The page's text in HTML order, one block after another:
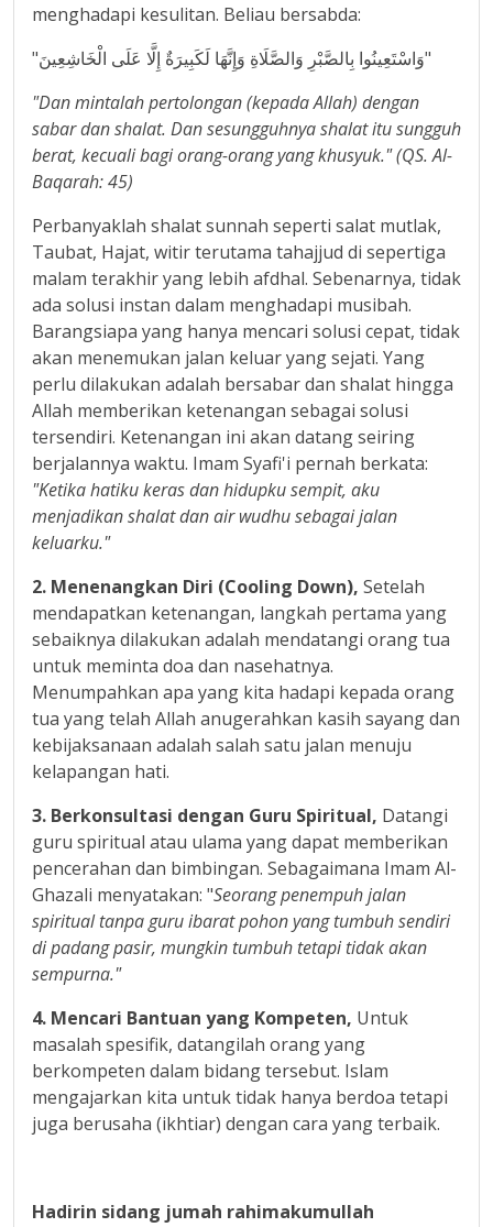
menghadapi kesulitan. Beliau bersabda:
"وَاسْتَعِينُوا بِالصَّبْرِ وَالصَّلَاةِ وَإِنَّهَا لَكَبِيرَةٌ إِلَّا عَلَى الْخَاشِعِينَ"
"Dan mintalah pertolongan (kepada Allah) dengan
sabar dan shalat. Dan sesungguhnya shalat itu sungguh
berat, kecuali bagi orang-orang yang khusyuk." (QS. Al-
Baqarah: 45)
Perbanyaklah shalat sunnah seperti salat mutlak,
Taubat, Hajat, witir terutama tahajjud di sepertiga
malam terakhir yang lebih afdhal. Sebenarnya, tidak
ada solusi instan dalam menghadapi musibah.
Barangsiapa yang hanya mencari solusi cepat, tidak
akan menemukan jalan keluar yang sejati. Yang
perlu dilakukan adalah bersabar dan shalat hingga
Allah memberikan ketenangan sebagai solusi
tersendiri. Ketenangan ini akan datang seiring
berjalannya waktu. Imam Syafi'i pernah berkata:
"Ketika hatiku keras dan hidupku sempit, aku
menjadikan shalat dan air wudhu sebagai jalan
keluarku."
2. Menenangkan Diri (Cooling Down), Setelah
mendapatkan ketenangan, langkah pertama yang
sebaiknya dilakukan adalah mendatangi orang tua
untuk meminta doa dan nasehatnya.
Menumpahkan apa yang kita hadapi kepada orang
tua yang telah Allah anugerahkan kasih sayang dan
kebijaksanaan adalah salah satu jalan menuju
kelapangan hati.
3. Berkonsultasi dengan Guru Spiritual, Datangi
guru spiritual atau ulama yang dapat memberikan
pencerahan dan bimbingan. Sebagaimana Imam Al-
Ghazali menyatakan: "Seorang penempuh jalan
spiritual tanpa guru ibarat pohon yang tumbuh sendiri
di padang pasir, mungkin tumbuh tetapi tidak akan
sempurna."
4. Mencari Bantuan yang Kompeten, Untuk
masalah spesifik, datangilah orang yang
berkompeten dalam bidang tersebut. Islam
mengajarkan kita untuk tidak hanya berdoa tetapi
juga berusaha (ikhtiar) dengan cara yang terbaik.
Hadirin sidang jumah rahimakumullah